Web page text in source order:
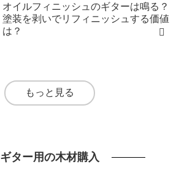
オイルフィニッシュのギターは鳴る？
塗装を剥いでリフィニッシュする価値
は？
もっと見る
ギター用の木材購入